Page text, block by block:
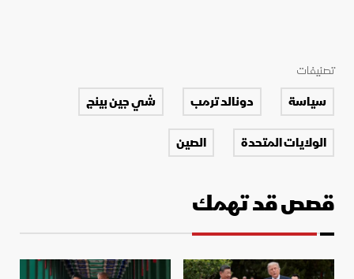
تصنيفات
سياسة دونالد ترمب
شي جين بينج
الولايات المتحدة
الصين
قصص قد تهمك